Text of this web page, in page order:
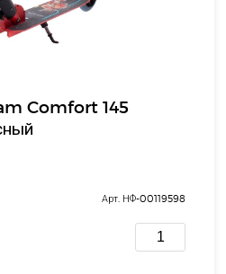
Comfort 145
Арт. НФ-00119598